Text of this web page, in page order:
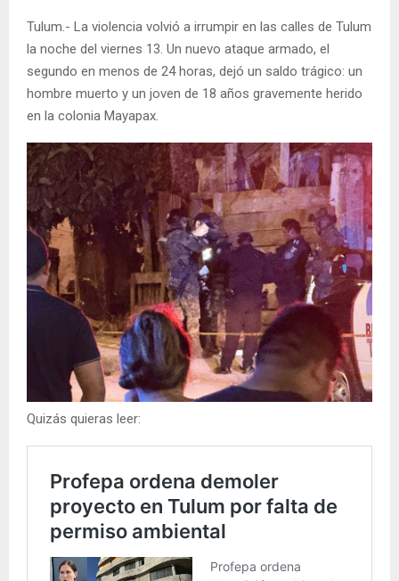
Tulum.- La violencia volvió a irrumpir en las calles de Tulum
la noche del viernes 13. Un nuevo ataque armado, el
segundo en menos de 24 horas, dejó un saldo trágico: un
hombre muerto y un joven de 18 años gravemente herido
en la colonia Mayapax.
Quizás quieras leer: